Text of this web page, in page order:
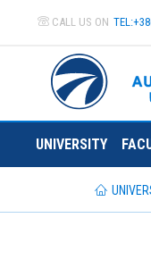
CALL US ON
UNIVERSITY